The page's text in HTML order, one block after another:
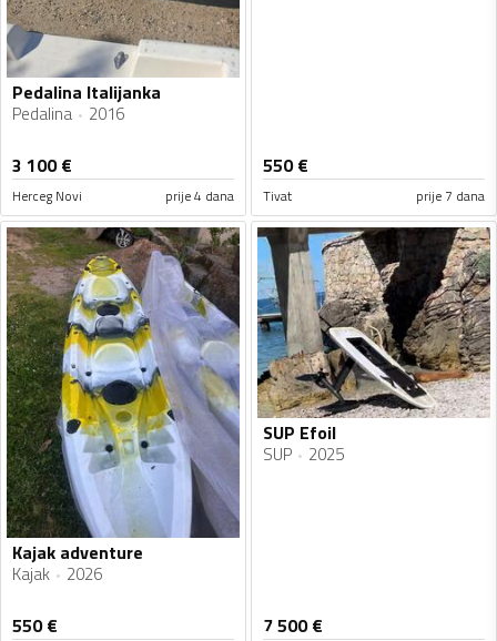
Pedalina Italijanka
Pedalina 2016
3 100€
Herceg Novi prije 4 dana
550€
Tivat prije 7 dana
Kajak adventure
Kajak 2026
550€
SUP Efoil
SUP 2025
7 500€